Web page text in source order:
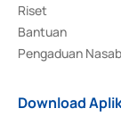
Riset
Bantuan
Pengaduan
Download